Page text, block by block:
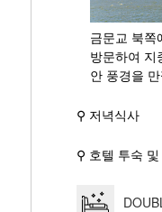
금문교 북쪽
방문하여 지
안 풍경을 만
⚲ 저녁식사
⚲ 호텔 투숙 및